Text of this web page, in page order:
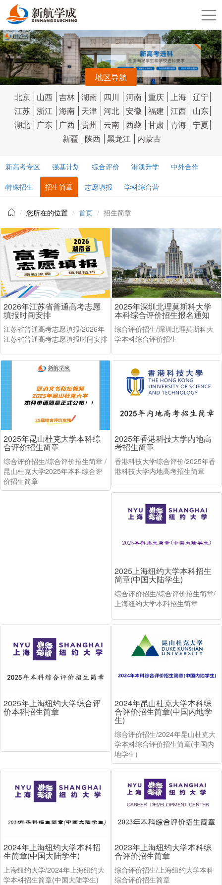
地区导航
北京
山西 吉林 湖南 四川 河南 重庆 上海 辽宁
江苏 浙江 海南 天津 河北 安徽 福建 江西
山东
湖北
广东 广西 贵州 云南 西藏 甘肃 青海 宁夏
新疆
陕西 黑龙江 内蒙古
新高考专区 强基计划 综合评价 港澳升学 中外合作
特殊招生 招生简章 志愿填报 学科综合营
您所在的位置 首页 招生简章
2026年江苏省普通高考志愿
填报时间安排
江苏省普通高考志愿填报/2026年
江苏省普通高考志愿填报时间安排
2025年深圳北理莫斯科大学
本科综合评价招生报名通知
综合评价招生/深圳北理莫斯科大
学本科综合评价招生
2025年昆山杜克大学本科综
合评价招生简章
综合评价招生/综合评价招生简章 /
昆山杜克大学2025年本科综合评
价招生简章
2025年香港科技大学内地高
考招生简章
香港科技大学综合评价/2025年香
港科技大学内地高考招生简章
2025上海纽约大学本科招生
简章(中国大陆学生)
综合评价招生/综合评价招生简章/
上海纽约大学本科招生简章
2025年上海纽约大学综合评
价本科招生简章
2024年昆山杜克大学本科综
合评价招生简章(中国内地学
生)
综合评价招生/2024年昆山杜克大
学本科综合评价招生简章(中国内
地学生)
2024年上海纽约大学本科招
生简章(中国大陆学生)
上海纽约大学/2024年上海纽约大
学本科招生简章(中国大陆学生)
2023年上海纽约大学本科综
合评价招生简章
综合评价招生/上海纽约大学本科
综合评价招生简章